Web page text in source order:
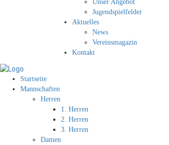
Unser Angebot
Jugendspielfelder
Aktuelles
News
Vereinsmagazin
Kontakt
Startseite
Mannschaften
Herren
1. Herren
2. Herren
3. Herren
Damen